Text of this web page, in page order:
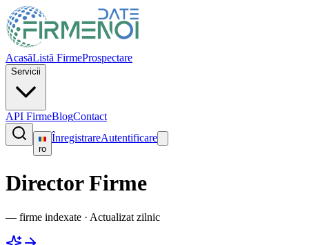
AcasăListă FirmeProspectare
Servicii
API FirmeBlogContact
ro
ÎnregistrareAutentificare
Director Firme
— firme indexate · Actualizat zilnic